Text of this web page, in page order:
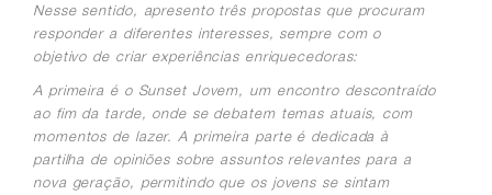
Nesse sentido, apresento três propostas que procuram
responder a diferentes interesses, sempre com o
objetivo de criar experiências enriquecedoras:
A primeira é o Sunset Jovem, um encontro descontraído
ao fim da tarde, onde se debatem temas atuais, com
momentos de lazer. A primeira parte é dedicada à
partilha de opiniões sobre assuntos relevantes para a
nova geração, permitindo que os jovens se sintam